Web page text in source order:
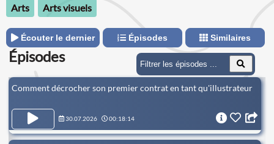
Arts
Arts visuels
Écouter le dernier Épisodes Similaires
Épisodes
Comment décrocher son premier contrat en tant qu'illustrateur
30.07.2026 00:18:14